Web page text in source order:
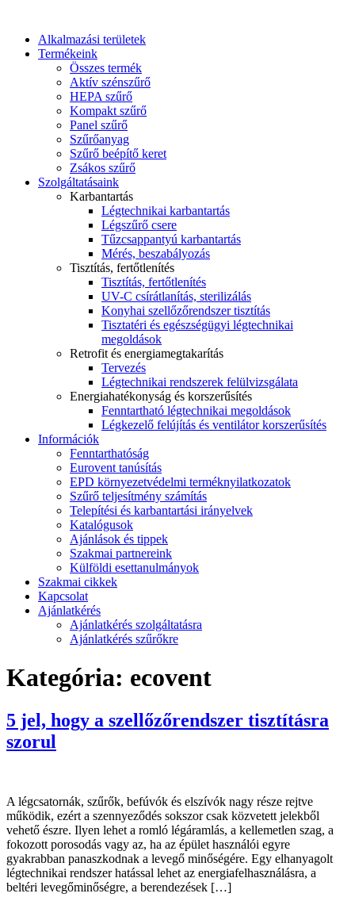
Alkalmazási területek
Termékeink
Összes termék
Aktív szénszűrő
HEPA szűrő
Kompakt szűrő
Panel szűrő
Szűrőanyag
Szűrő beépítő keret
Zsákos szűrő
Szolgáltatásaink
Karbantartás
Légtechnikai karbantartás
Légszűrő csere
Tűzcsappantyú karbantartás
Mérés, beszabályozás
Tisztítás, fertőtlenítés
Tisztítás, fertőtlenítés
UV-C csírátlanítás, sterilizálás
Konyhai szellőzőrendszer tisztítás
Tisztatéri és egészségügyi légtechnikai
megoldások
Retrofit és energiamegtakarítás
Tervezés
Légtechnikai rendszerek felülvizsgálata
Energiahatékonyság és korszerűsítés
Fenntartható légtechnikai megoldások
Légkezelő felújítás és ventilátor korszerűsítés
Információk
Fenntarthatóság
Eurovent tanúsítás
EPD környezetvédelmi terméknyilatkozatok
Szűrő teljesítmény számítás
Telepítési és karbantartási irányelvek
Katalógusok
Ajánlások és tippek
Szakmai partnereink
Külföldi esettanulmányok
Szakmai cikkek
Kapcsolat
Ajánlatkérés
Ajánlatkérés szolgáltatásra
Ajánlatkérés szűrőkre
Kategória: ecovent
5 jel, hogy a szellőzőrendszer tisztításra
szorul
A légcsatornák, szűrők, befúvók és elszívók nagy része rejtve
működik, ezért a szennyeződés sokszor csak közvetett jelekből
vehető észre. Ilyen lehet a romló légáramlás, a kellemetlen szag, a
fokozott porosodás vagy az, ha az épület használói egyre
gyakrabban panaszkodnak a levegő minőségére. Egy elhanyagolt
légtechnikai rendszer hatással lehet az energiafelhasználásra, a
beltéri levegőminőségre, a berendezések […]